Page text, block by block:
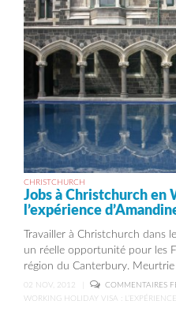
CHRISTCHURCH
Jobs à Christchurch en
l’expérience
Travailler à Christchurch dans
un réelle opportunité pour les
région du Canterbury. Meurtrie
02 NOV, 2012 COMMENTAIRES
WORKING HOLIDAY VISA :